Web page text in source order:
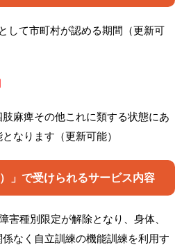
して市町村が認める期間（更新可
麻痺その他これに類する状態にあ
なります（更新可能）
」で受けられるサービス内容
害種別限定が解除となり、身体、
なく自立訓練の機能訓練を利用す